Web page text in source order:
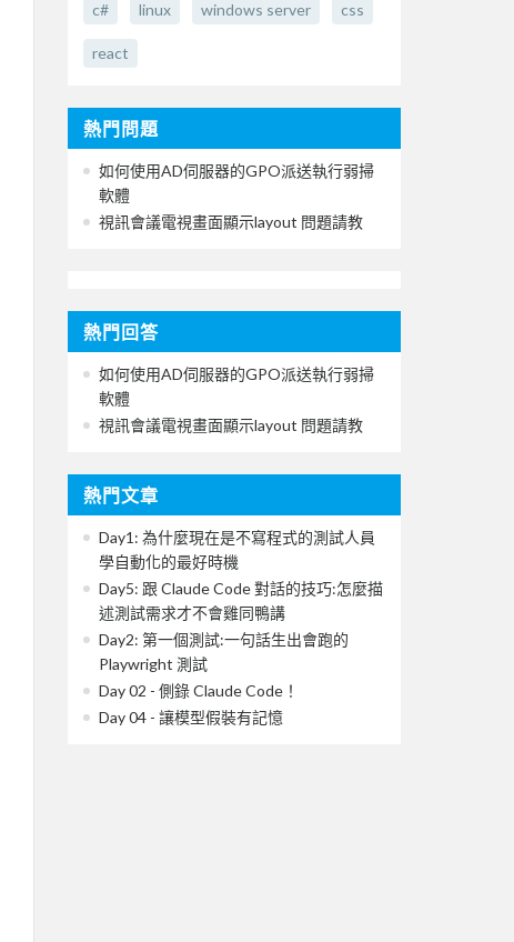
c# linux windows server css
react
熱門問題
如何使用AD伺服器的GPO派送執行弱掃
軟體
視訊會議電視畫面顯示layout 問題請教
熱門回答
如何使用AD伺服器的GPO派送執行弱掃
軟體
視訊會議電視畫面顯示layout 問題請教
熱門文章
Day1: 為什麼現在是不寫程式的測試人員
學自動化的最好時機
Day5: 跟 Claude Code 對話的技巧:怎麼描
述測試需求才不會雞同鴨講
Day2: 第一個測試:一句話生出會跑的
Playwright 測試
Day 02 - 側錄 Claude Code！
Day 04 - 讓模型假裝有記憶